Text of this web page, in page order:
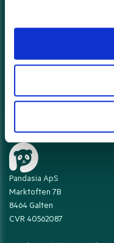
Pandasia ApS
Marktoften 7B
8464 Galten
CVR 40562087